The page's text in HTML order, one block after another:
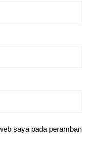
saya pada peramban